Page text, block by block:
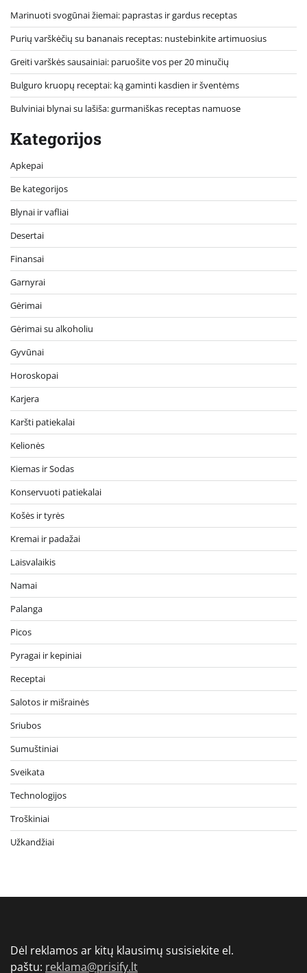
Marinuoti svogūnai žiemai: paprastas ir gardus receptas
Purių varškėčių su bananais receptas: nustebinkite artimuosius
Greiti varškės sausainiai: paruošite vos per 20 minučių
Bulguro kruopų receptai: ką gaminti kasdien ir šventėms
Bulviniai blynai su lašiša: gurmaniškas receptas namuose
Kategorijos
Apkepai
Be kategorijos
Blynai ir vafliai
Desertai
Finansai
Garnyrai
Gėrimai
Gėrimai su alkoholiu
Gyvūnai
Horoskopai
Karjera
Karšti patiekalai
Kelionės
Kiemas ir Sodas
Konservuoti patiekalai
Košės ir tyrės
Kremai ir padažai
Laisvalaikis
Namai
Palanga
Picos
Pyragai ir kepiniai
Receptai
Salotos ir mišrainės
Sriubos
Sumuštiniai
Sveikata
Technologijos
Troškiniai
Užkandžiai
Dėl reklamos ar kitų klausimų susisiekite el.
paštu: reklama@prisify.lt